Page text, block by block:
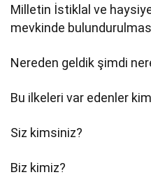
Milletin İstiklal ve
mevkinde
Nereden geldik şimdi
Bu ilkeleri var edenler
Siz kimsiniz?
Biz kimiz?